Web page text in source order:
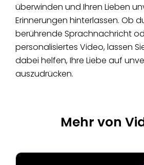
überwinden und Ihren Lieben
Erinnerungen hinterlassen. Ob
berührende Sprachnachricht
personalisiertes Video, lassen
dabei helfen, Ihre Liebe auf
auszudrücken.
Mehr von